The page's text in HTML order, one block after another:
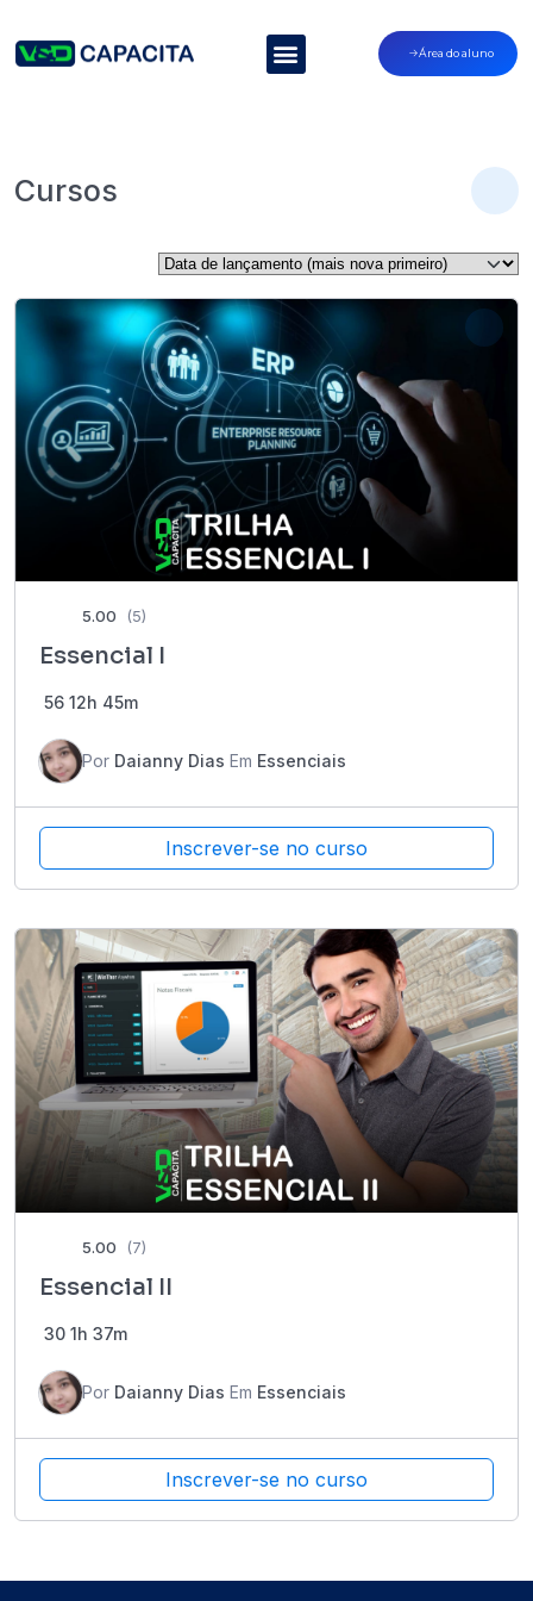
Área do aluno
Cursos
5.00 (5)
Essencial I
56 12h 45m
Por Daianny Dias Em Essenciais
Inscrever-se no curso
5.00 (7)
Essencial II
30 1h 37m
Por Daianny Dias Em Essenciais
Inscrever-se no curso